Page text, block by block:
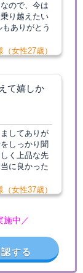
ので、今は
り越えたい
ありがとう
（女性27歳）
て嬉しか
してありが
しっかり聞
く上品な先
に良かった
（女性37歳）
施中／
する